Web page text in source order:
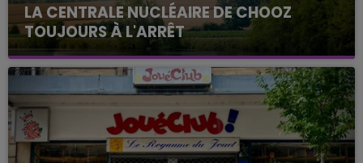
LA CENTRALE NUCLÉAIRE DE CHOOZ
TOUJOURS À L'ARRÊT
Cela fait déjà une semaine que la centrale
nucléaire ardennaise est à l'arrêt. Une situation
justifiée par la sécheresse intense qui est toujours
présente.